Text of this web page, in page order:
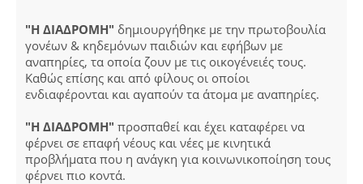
"Η ΔΙΑΔΡΟΜΗ" δημιουργήθηκε με την πρωτοβουλία
γονέων & κηδεμόνων παιδιών και εφήβων με
αναπηρίες, τα οποία ζουν με τις οικογένειές τους.
Καθώς επίσης και από φίλους οι οποίοι
ενδιαφέρονται και αγαπούν τα άτομα με αναπηρίες.
"Η ΔΙΑΔΡΟΜΗ" προσπαθεί και έχει καταφέρει να
φέρνει σε επαφή νέους και νέες με κινητικά
προβλήματα που η ανάγκη για κοινωνικοποίηση τους
φέρνει πιο κοντά.